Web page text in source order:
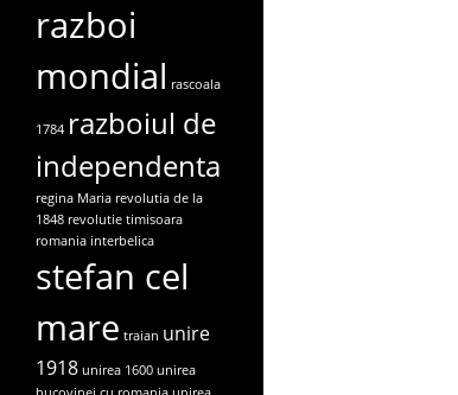
razboi
mondial rascoala
1784 razboiul de
independenta
regina Maria revolutia de la
1848 revolutie timisoara
romania interbelica
stefan cel
mare traian unire
1918 unirea 1600 unirea